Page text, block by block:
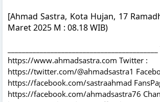
[Ahmad Sastra, Kota Hujan, 17
Maret 2025 M : 08.18 WIB)
https://www.ahmadsastra.com Twitter :
https://twitter.com/@ahmadsastra1
https://facebook.com/sastraahmad
https://facebook.com/ahmadsastra76